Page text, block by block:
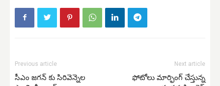
Previous article
సీఎం జగన్ కు సిరివెన్నెల
Next article
ఫోటోలు మార్ఫింగ్ చేస్తున్న